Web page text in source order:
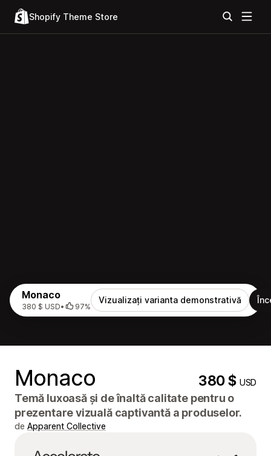
Shopify Theme Store
Monaco
380 $ USD• 97%
Vizualizați varianta demonstrativă
Monaco 380 $USD
Temă luxoasă și de înaltă calitate pentru o
prezentare vizuală captivantă a produselor.
de Apparent Collective